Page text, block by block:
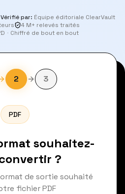
Vérifié par: Équipe éditoriale ClearVault
4 M+ relevés traités
· Chiffré de bout en bout
2 3
PDF
souhaitez-
?
de sortie souhaité
fichier PDF